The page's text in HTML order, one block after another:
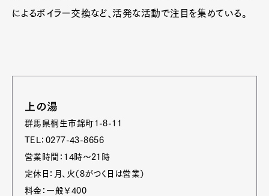
によるボイラー交換など、活発な活動で注目を集めている。
上の湯
群馬県桐生市錦町1-8-11
TEL：0277-43-8656
営業時間：14時～21時
定休日：月、火（8がつく日は営業）
料金：一般￥400